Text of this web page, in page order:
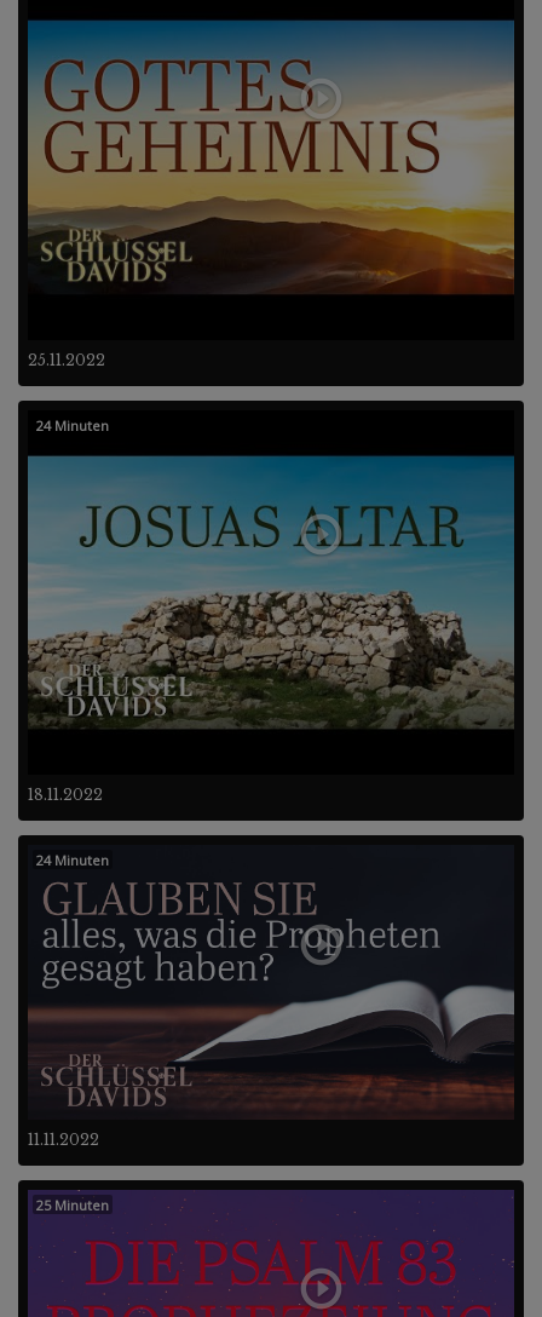
25.11.2022
18.11.2022
24 Minuten
11.11.2022
24 Minuten
25 Minuten